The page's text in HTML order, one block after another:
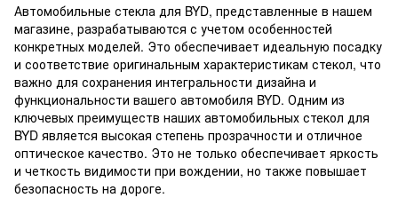
Автомобильные стекла для BYD, представленные в нашем
магазине, разрабатываются с учетом особенностей
конкретных моделей. Это обеспечивает идеальную посадку
и соответствие оригинальным характеристикам стекол, что
важно для сохранения интегральности дизайна и
функциональности вашего автомобиля BYD. Одним из
ключевых преимуществ наших автомобильных стекол для
BYD является высокая степень прозрачности и отличное
оптическое качество. Это не только обеспечивает яркость
и четкость видимости при вождении, но также повышает
безопасность на дороге.